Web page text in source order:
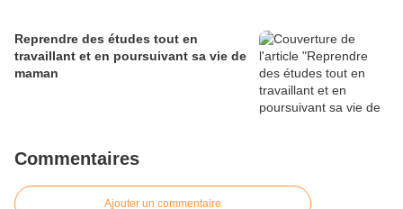
Reprendre des études tout en
travaillant et en poursuivant sa vie de
maman
Commentaires
Ajouter un commentaire